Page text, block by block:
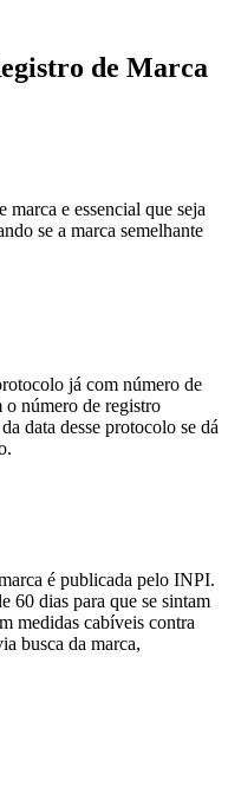
de Marca
e essencial que seja
se a marca semelhante
já com número de
o número de registro
data desse protocolo se dá
é publicada pelo INPI.
60 dias para que se sintam
medidas cabíveis contra
busca da marca,